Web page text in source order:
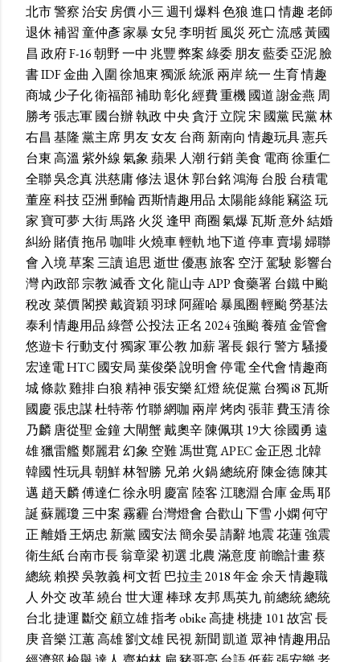
北市警察治安房價小三週刊爆料色狼進口 情趣老師
退休補習童仲彥家暴女兒李明哲風災 死亡流感黃國
昌 政府F-16朝野一中 兆豐弊案綠委朋友藍委亞泥臉
書IDF金曲 入圍徐旭東獨派統派 兩岸統一生育情趣
商城少子化衛福部補助彰化經費重機國道謝金燕 周
勝考張志軍國台辦執政中央貪汙立院宋 國黨民黨林
右昌 基隆黨主席男友女友台商新南向 情趣玩具憲兵
台東高溫 紫外線氣象蘋果 人潮行銷美食 電商徐重仁
全聯吳念真洪慈庸修法退休郭台銘鴻海台股 台積電
董座科技亞洲 郵輪西斯情趣用品 太陽能綠能竊盜玩
家寶可夢大街馬路 火災 逢甲 商圈氣爆瓦斯意外結婚
糾紛賭債拖吊 咖啡火燒車輕軌地下道停車賣場婦聯
會 入境草案三讀追思逝世優惠旅客 空汙駕駛影響台
灣內政部宗教滅香文化龍山寺APP食藥署台鐵中颱
稅改菜價閣揆戴資穎羽球阿羅哈暴風圈輕颱勞基法
泰利情趣用品綠營公投法正名 2024強颱養殖金管會
悠遊卡行動支付獨家軍公教 加薪署長銀行警方騷擾
宏達電HTC國安局葉俊榮說明會停電全代會情趣商
城條款雞排白狼精神張安樂紅燈統促黨台獨i8瓦斯
國慶張忠謀杜特蒂竹聯網咖 兩岸烤肉張菲費玉清徐
乃麟唐從聖金鐘大閘蟹戴奧辛陳佩琪 19大徐國勇 遠
雄獵雷艦鄭麗君幻象 空難馮世寬APEC金正恩北韓
韓國性玩具朝鮮林智勝 兄弟 火鍋總統府陳金德陳其
邁 趙天麟傅達仁徐永明 慶富 陸客江聰淵 合庫金馬耶
誕蘇麗瓊三中案霧霾 台灣燈會合歡山下雪小嫻何守
正離婚王炳忠 新黨國安法簡余晏請辭地震花蓮強震
衛生紙台南市長翁章梁初選北農滿意度前瞻計畫蔡
總統賴揆吳敦義柯文哲巴拉圭2018年金余天情趣職
人 外交改革繞台 世大運棒球友邦馬英九前總統總統
台北捷運 斷交 顧立雄指考obike高捷桃捷 101故宮長
庚音樂江蕙高雄劉文雄民視新聞 凱道 眾神情趣用品